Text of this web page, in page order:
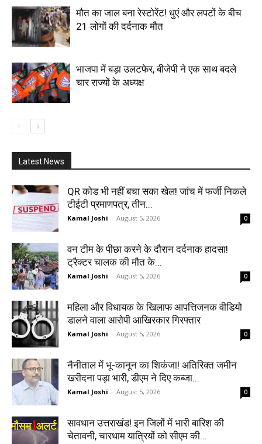
मौत का जाल बना रेस्टोरेंट! धुएं और लपटों के बीच
21 लोगों की दर्दनाक मौत
भाजपा में बड़ा उलटफेर, बीजेपी ने एक साथ बदले
चार राज्यों के अध्यक्ष
Latest News
QR कोड भी नहीं बचा सका खेल! जांच में फर्जी निकले
टीईटी प्रमाणपत्र, तीन...
Kamal Joshi - August 5, 2026 0
वन टीम के पीछा करने के दौरान दर्दनाक हादसा!
ट्रैक्टर चालक की मौत के...
Kamal Joshi - August 5, 2026 0
महिला और विधायक के खिलाफ आपत्तिजनक वीडियो
डालने वाला आरोपी आखिरकार गिरफ्तार
Kamal Joshi - August 5, 2026 0
नैनीताल में भू-कानून का शिकंजा! अतिरिक्त जमीन
खरीदना पड़ा भारी, डीएम ने दिए कब्जा...
Kamal Joshi - August 5, 2026 0
सावधान उत्तराखंड! इन जिलों में भारी बारिश की
चेतावनी, चारधाम यात्रियों को सीएम की...